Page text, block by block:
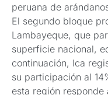
peruana de
El segundo bloque
Lambayeque, que
superficie nacional,
continuación, Ica
su participación al
esta región